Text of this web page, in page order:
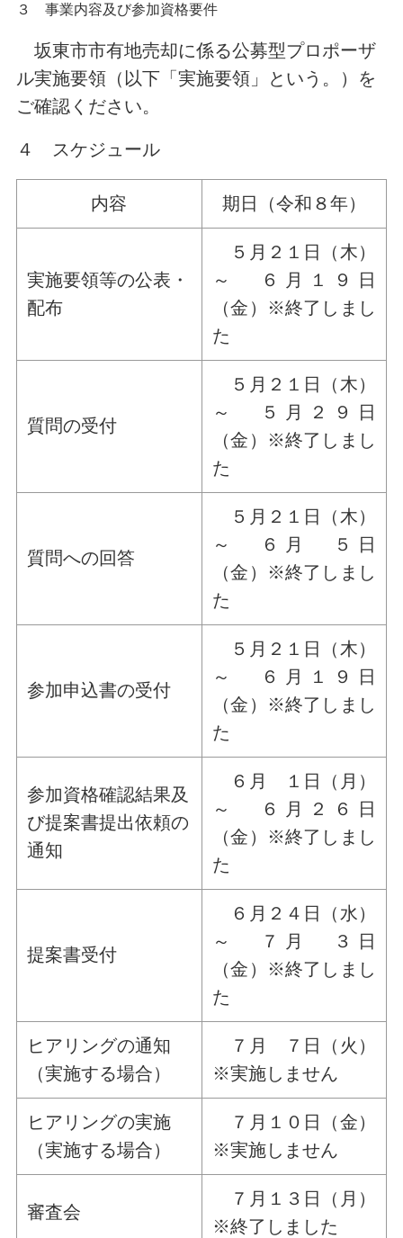
３ 事業内容及び参加資格要件
坂東市市有地売却に係る公募型プロポーザ
ル実施要領（以下「実施要領」という。）を
ご確認ください。
４ スケジュール
内容 期日（令和８年）
実施要領等の公表・
配布
５月２１日（木）
～ ６月１９日
（金）※終了しまし
た
質問の受付
５月２１日（木）
～ ５月２９日
（金）※終了しまし
た
質問への回答
５月２１日（木）
～ ６月 ５日
（金）※終了しまし
た
参加申込書の受付
５月２１日（木）
～ ６月１９日
（金）※終了しまし
た
参加資格確認結果及
び提案書提出依頼の
通知
６月 １日（月）
～ ６月２６日
（金）※終了しまし
た
提案書受付
６月２４日（水）
～ ７月 ３日
（金）※終了しまし
た
ヒアリングの通知
（実施する場合）
７月 ７日（火）
※実施しません
ヒアリングの実施
（実施する場合）
７月１０日（金）
※実施しません
審査会
７月１３日（月）
※終了しました